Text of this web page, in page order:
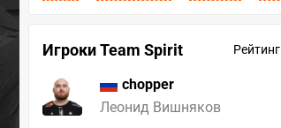
Игроки Team Spirit Рейтинг
chopper
Леонид Вишняков